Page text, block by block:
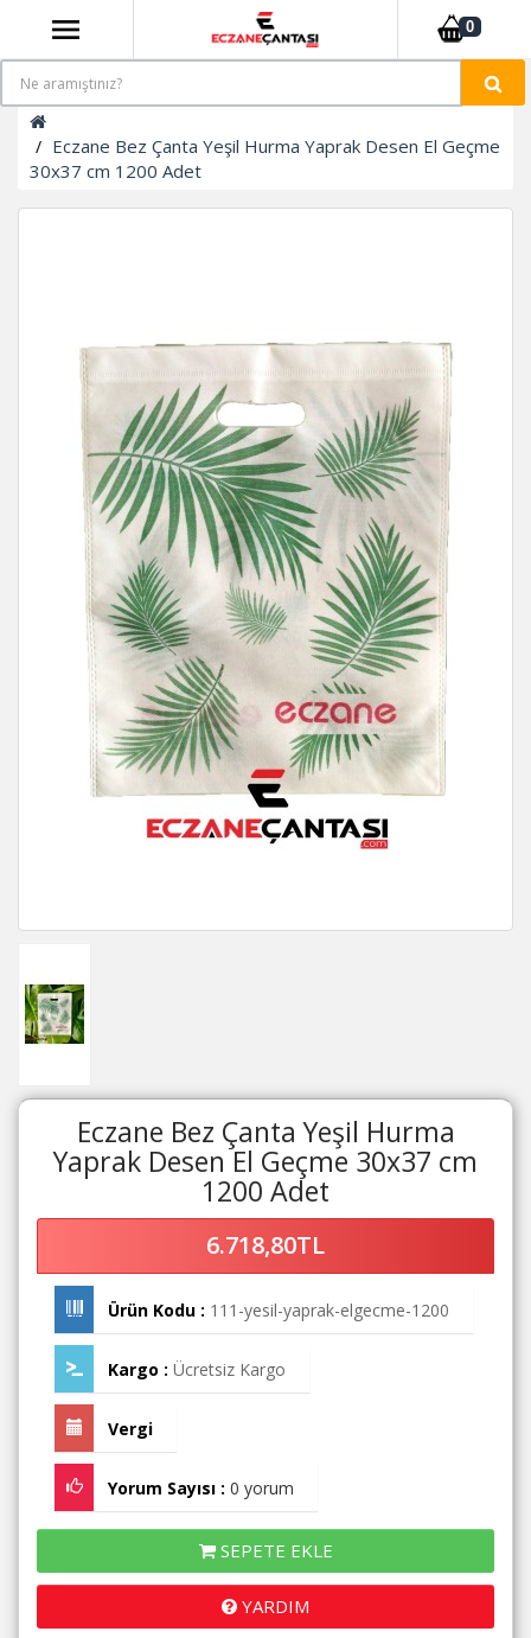
0
Eczane Bez Çanta Yeşil Hurma Yaprak Desen El Geçme
30x37 cm 1200 Adet
Eczane Bez Çanta Yeşil Hurma
Yaprak Desen El Geçme 30x37 cm
1200 Adet
6.718,80TL
Ürün Kodu : 111-yesil-yaprak-elgecme-1200
Kargo : Ücretsiz Kargo
Vergi
Yorum Sayısı : 0 yorum
SEPETE EKLE
YARDIM